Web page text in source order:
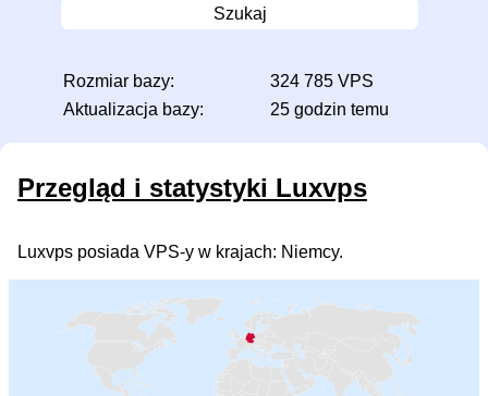
Szukaj
Rozmiar bazy:
324 785 VPS
Aktualizacja bazy:
25 godzin temu
Przegląd i statystyki Luxvps
Luxvps posiada VPS-y w krajach: Niemcy.